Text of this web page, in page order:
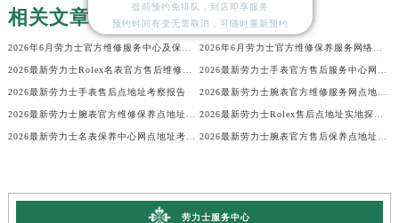
相关文章
2026最新劳力士手表售后点地址考察报告
劳力士服务中心
提前预约免排队，到店即享服务
预约时间有变无需取消，可随时重新预约